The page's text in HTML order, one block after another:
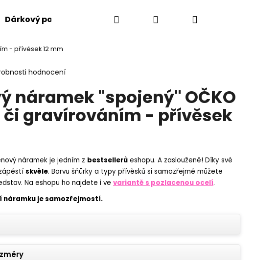
Dárkový poukaz Jak to funguje Vše o gravírování
Hledat PřihlášeníNákupní
- přívěsek 12 mm
hodnocení
náramek "spojený" OČKO
či gravírováním - přívěsek
náramek je jedním z bestsellerů eshopu. A zaslouženě! Díky své
skvěle. Barvu šňůrky a typy přívěsků si samozřejmě můžete
Na eshopu ho najdete i ve variantě s pozlacenou ocelí.
náramku je samozřejmostí.
NÁRAMEK S GRAVÍROVÁNÍM
HÁDEK